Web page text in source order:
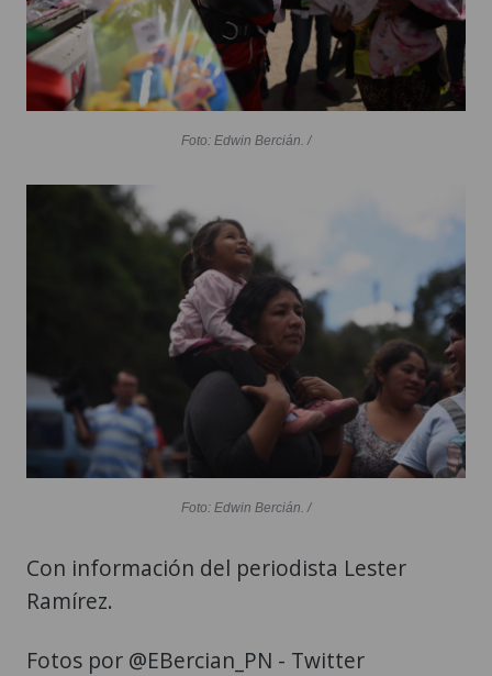
Foto: Edwin Bercián. /
Foto: Edwin Bercián. /
Con información del periodista Lester
Ramírez.
Fotos por @EBercian_PN - Twitter